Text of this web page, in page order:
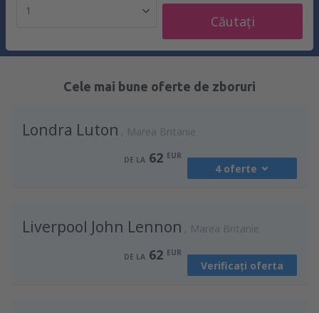
1
Căutați
Cele mai bune oferte de zboruri
Londra Luton Marea Britanie
DE LA 62 EUR
4 oferte
DE LA 79 EUR
Liverpool John Lennon Marea Britanie
DE LA 62 EUR
Verificați oferta